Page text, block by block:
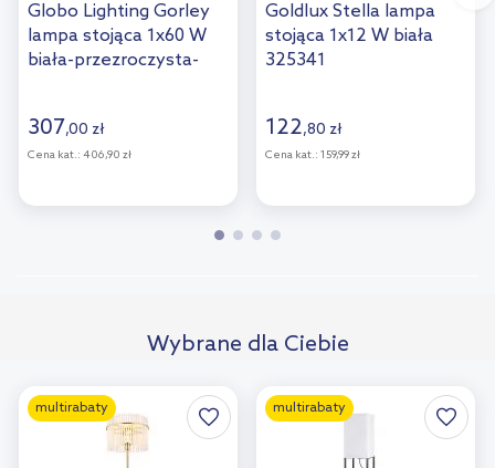
Globo Lighting Gorley
lampa stojąca 1x60 W
biała-przezroczysta-
307,00 zł
Cena kat.: 406,90 zł
Goldlux Stella lampa
stojąca 1x12 W biała
325341
122,80 zł
Cena kat.: 159,99 zł
Wybrane dla Ciebie
multirabaty multirabaty